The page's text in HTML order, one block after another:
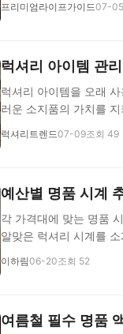
프리미엄라이프가이드07-05
럭셔리 아이템 관
럭셔리 아이템을 오래
러운 소지품의 가치를
럭셔리트렌드07-09조회 49
예산별 명품 시계
각 가격대에 맞는 명품
알맞은 럭셔리 시계를
이하림06-20조회 52
여름철 필수 명품